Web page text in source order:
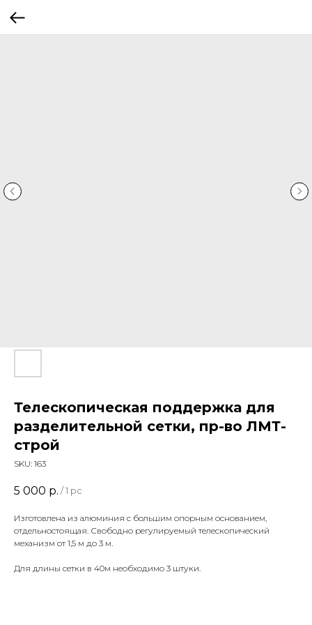
Телескопическая поддержка для
разделительной сетки, пр-во ЛМТ-
строй
SKU: 163
5 000 р. / 1 pc
Изготовлена из алюминия с большим опорным основанием,
отдельностоящая. Свободно регулируемый телескопический
механизм от 1,5 м до 3 м.
Для длины сетки в 40м необходимо 3 штуки.